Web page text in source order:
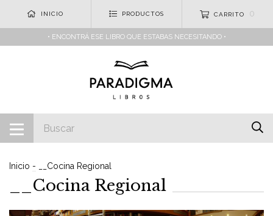
INICIO PRODUCTOS CARRITO 0
• ENCONTRÁ ESE LIBRO QUE ESTABAS NECESITANDO •
Inicio - __Cocina Regional
__Cocina Regional